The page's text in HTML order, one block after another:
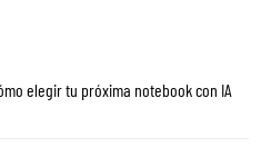
elegir tu próxima notebook con IA